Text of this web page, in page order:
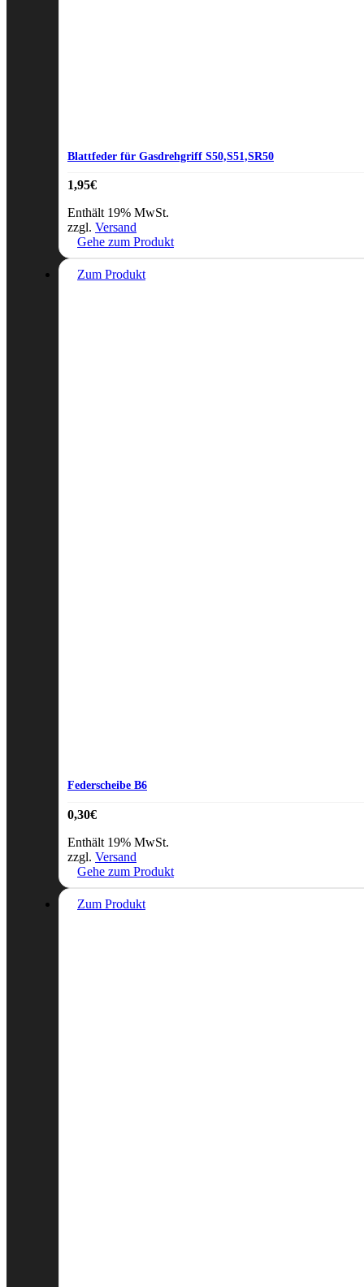
Blattfeder für Gasdrehgriff S50,S51,SR50
1,95€
Enthält 19% MwSt.
zzgl. Versand
Gehe zum Produkt
Zum Produkt
Federscheibe B6
0,30€
Enthält 19% MwSt.
zzgl. Versand
Gehe zum Produkt
Zum Produkt